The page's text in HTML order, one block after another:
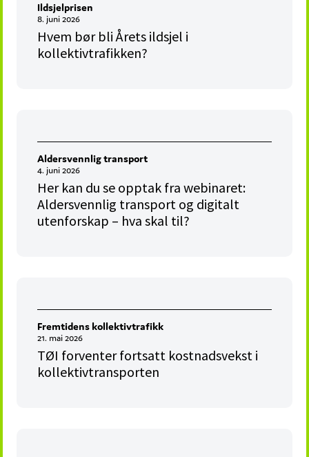
Ildsjelprisen
8. juni 2026
Hvem bør bli Årets ildsjel i
kollektivtrafikken?
Aldersvennlig transport
4. juni 2026
Her kan du se opptak fra webinaret:
Aldersvennlig transport og digitalt
utenforskap – hva skal til?
Fremtidens kollektivtrafikk
21. mai 2026
TØI forventer fortsatt kostnadsvekst i
kollektivtransporten